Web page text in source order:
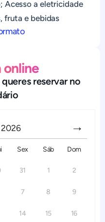
Acesso a eletricidade
fruta e bebidas
online
reservar no
2026
Sex Sáb Dom
31 1 2
7 8 9
14 15 16